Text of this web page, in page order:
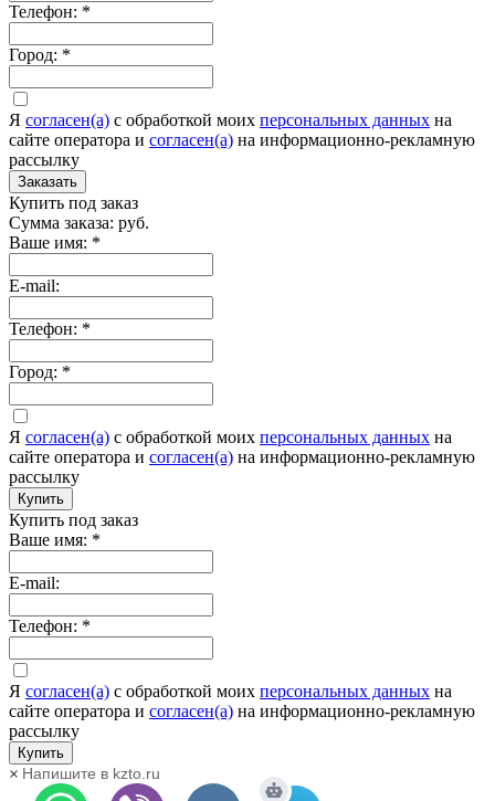
Телефон: *
Город: *
Я согласен(а) c обработкой моих персональных данных на
сайте оператора и согласен(а) на информационно-рекламную
рассылку
Заказать
Купить под заказ
Сумма заказа: руб.
Ваше имя: *
E-mail:
Телефон: *
Город: *
Я согласен(а) c обработкой моих персональных данных на
сайте оператора и согласен(а) на информационно-рекламную
рассылку
Купить
Купить под заказ
Ваше имя: *
E-mail:
Телефон: *
Я согласен(а) c обработкой моих персональных данных на
сайте оператора и согласен(а) на информационно-рекламную
рассылку
Купить
Напишите в kzto.ru
×